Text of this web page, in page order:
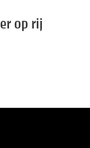
op rij